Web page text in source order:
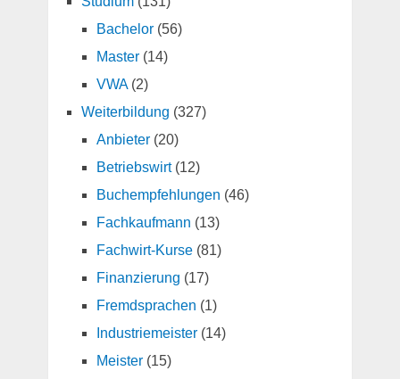
Bachelor(56)
Master(14)
VWA(2)
Weiterbildung (327)
Anbieter(20)
Betriebswirt(12)
Buchempfehlungen (46)
Fachkaufmann (13)
Fachwirt-Kurse(81)
Finanzierung (17)
Fremdsprachen (1)
Industriemeister(14)
Meister(15)